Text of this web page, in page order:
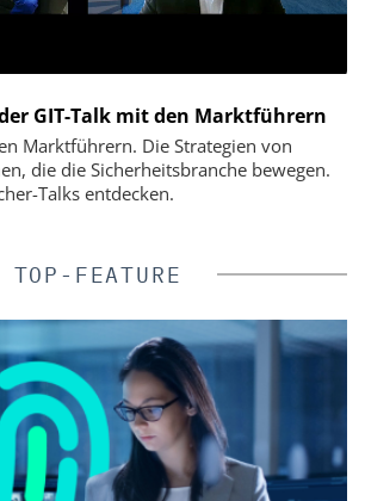
GIT-Talk mit den Marktführern
Marktführern. Die Strategien von
die die Sicherheitsbranche bewegen.
Talks entdecken.
TOP-FEATURE